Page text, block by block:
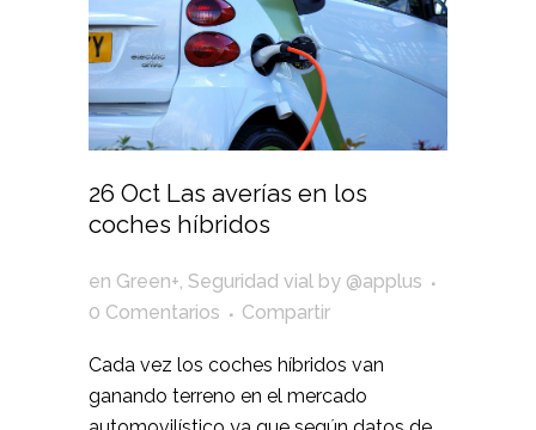
26 Oct Las averías en los
coches híbridos
en Green+, Seguridad vial by @applus
0 Comentarios
Compartir
Cada vez los coches híbridos van
ganando terreno en el mercado